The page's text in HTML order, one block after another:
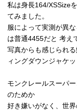
私は身長164/XSSize
てみました。
服によって実測が異
は普通4455だと 考え
写真からも感じられ
ィングダウンジャケッ
モンクレールスーパ
のためか
好き嫌いがなく、世